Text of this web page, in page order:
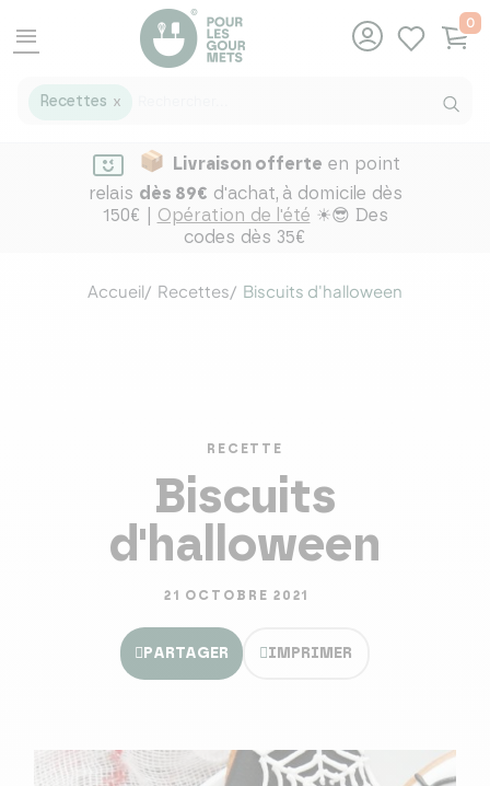
menu
Recettes X
0
Livraison offerte en point
relais dès 89€ d'achat, à domicile dès
150€ | Opération de l'été ☀😎 Des
codes dès 35€
Accueil Recettes Biscuits d'halloween
RECETTE
Biscuits
d'halloween
21 OCTOBRE 2021
PARTAGER IMPRIMER